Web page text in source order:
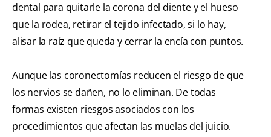
dental para quitarle la corona del diente y el hueso
que la rodea, retirar el tejido infectado, si lo hay,
alisar la raíz que queda y cerrar la encía con puntos.
Aunque las coronectomías reducen el riesgo de que
los nervios se dañen, no lo eliminan. De todas
formas existen riesgos asociados con los
procedimientos que afectan las muelas del juicio.